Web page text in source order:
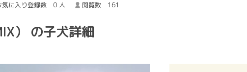
気に入り登録数 0 人 閲覧数 161
） の子犬詳細